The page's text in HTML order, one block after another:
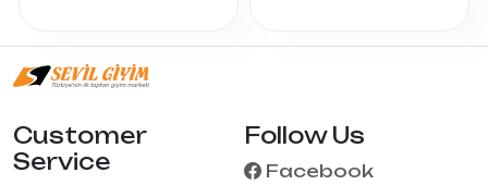
Customer
Service
Follow Us
Facebook